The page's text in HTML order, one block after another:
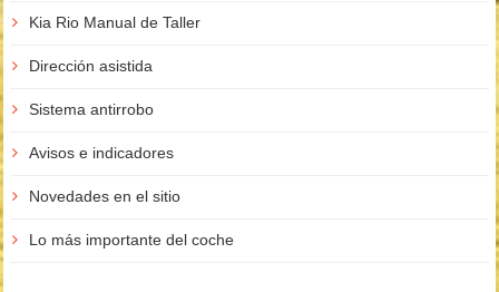
Kia Rio Manual de Taller
Dirección asistida
Sistema antirrobo
Avisos e indicadores
Novedades en el sitio
Lo más importante del coche